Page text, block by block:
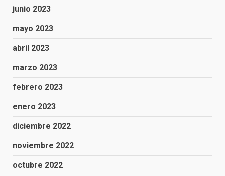
junio 2023
mayo 2023
abril 2023
marzo 2023
febrero 2023
enero 2023
diciembre 2022
noviembre 2022
octubre 2022